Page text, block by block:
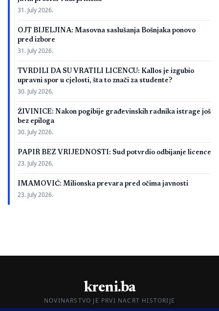
31. July 2026.
OJT BIJELJINA: Masovna saslušanja Bošnjaka ponovo
pred izbore
31. July 2026.
TVRDILI DA SU VRATILI LICENCU: Kallos je izgubio
upravni spor u cjelosti, šta to znači za studente?
30. July 2026.
ŽIVINICE: Nakon pogibije građevinskih radnika istrage još
bez epiloga
30. July 2026.
PAPIR BEZ VRIJEDNOSTI: Sud potvrdio odbijanje licence
23. July 2026.
IMAMOVIĆ: Milionska prevara pred očima javnosti
23. July 2026.
kreni.ba
NOVINARSTVO JE PRVI NACRT HISTORIJE